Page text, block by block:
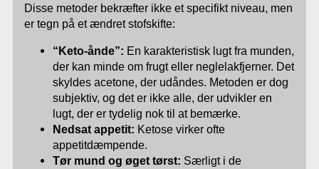
Disse metoder bekræfter ikke et specifikt niveau, men
er tegn på et ændret stofskifte:
“Keto-ånde”: En karakteristisk lugt fra munden,
der kan minde om frugt eller neglelakfjerner. Det
skyldes acetone, der udåndes. Metoden er dog
subjektiv, og det er ikke alle, der udvikler en
lugt, der er tydelig nok til at bemærke.
Nedsat appetit: Ketose virker ofte
appetitdæmpende.
Tør mund og øget tørst: Særligt i de